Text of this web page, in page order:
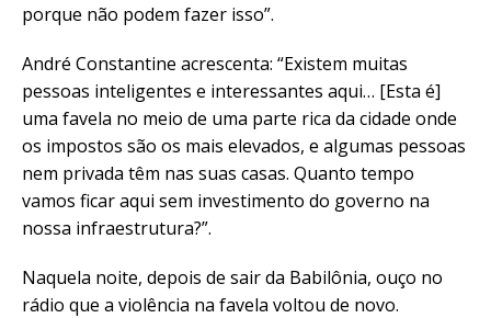
porque não podem fazer isso”.
André Constantine acrescenta: “Existem muitas
pessoas inteligentes e interessantes aqui… [Esta é]
uma favela no meio de uma parte rica da cidade onde
os impostos são os mais elevados, e algumas pessoas
nem privada têm nas suas casas. Quanto tempo
vamos ficar aqui sem investimento do governo na
nossa infraestrutura?”.
Naquela noite, depois de sair da Babilônia, ouço no
rádio que a violência na favela voltou de novo.